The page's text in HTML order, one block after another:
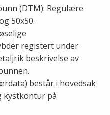
(DTM): Regulære
50x50.
registert under
beskrivelse av
består i hovedsak
kystkontur på